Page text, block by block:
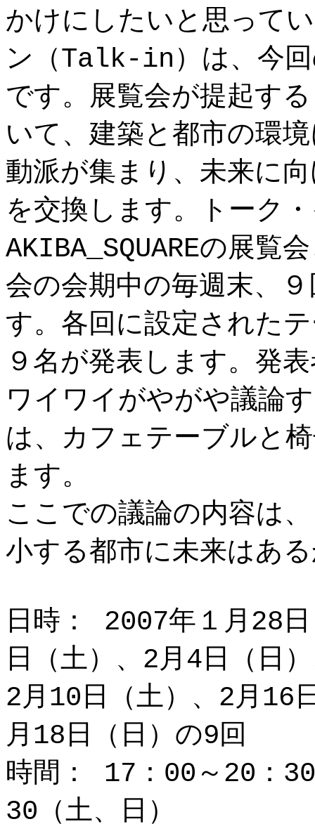
かけにしたいと思って
ン（Talk-in）は、今回
です。展覧会が提起す
いて、建築と都市の環
動派が集まり、未来に
を交換します。トーク
AKIBA_SQUAREの展覧
会の会期中の毎週末、
す。各回に設定された
９名が発表します。発
ワイワイがやがや議論
は、カフェテーブルと
ます。
ここでの議論の内容は
小する都市に未来はあ
日時： 2007年１月28
日（土）、2月4日（日
2月10日（土）、2月16
月18日（日）の9回
時間： 17：00～20：
30（土、日）